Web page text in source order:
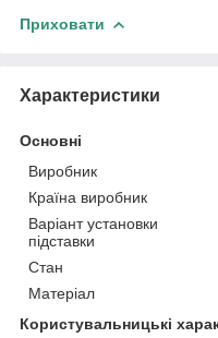
Приховати
Характеристики
Основні
Виробник
Країна виробник
Варіант установки
підставки
Стан
Матеріал
Користувальницькі